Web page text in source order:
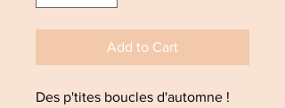
Add to Cart
Des p'tites boucles d'automne !